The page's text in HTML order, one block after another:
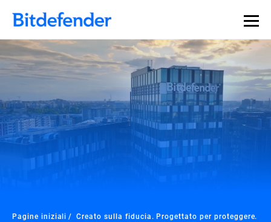
Pagine iniziali Creato sulla fiducia. Progettato per proteggere.